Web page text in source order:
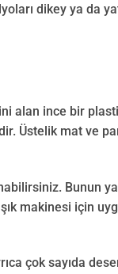
dikey ya da
alan ince bir
Üstelik mat ve
Bunun
makinesi için
çok sayıda